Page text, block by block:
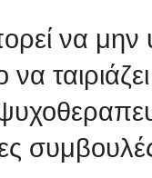
να μην
να